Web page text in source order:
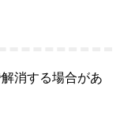
消する場合があ